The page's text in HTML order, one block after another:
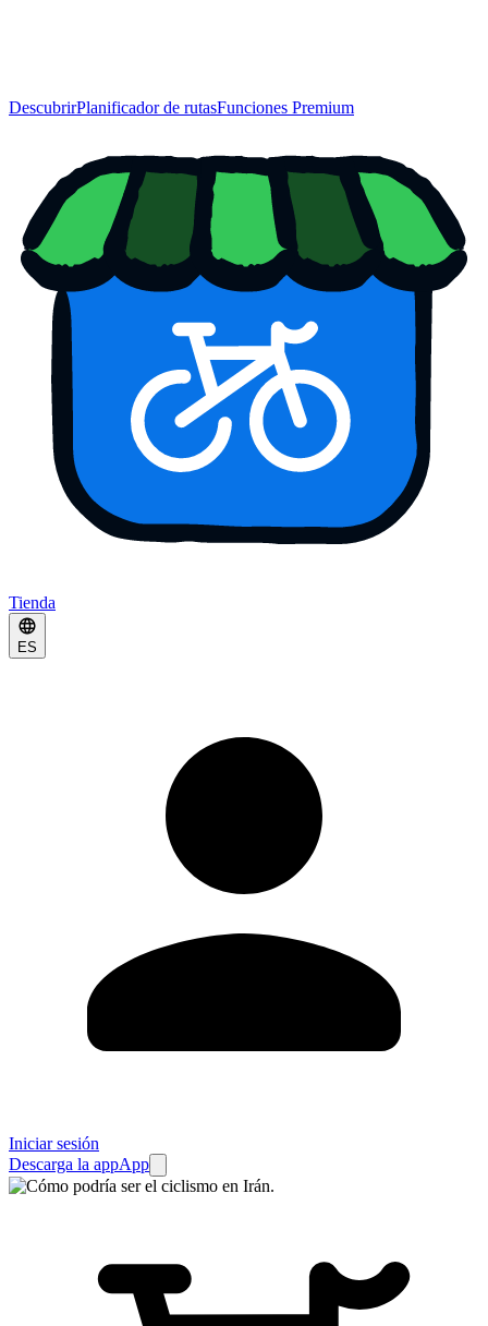
DescubrirPlanificador de rutasFunciones Premium
Tienda
ES
Iniciar sesión
Descarga la appApp